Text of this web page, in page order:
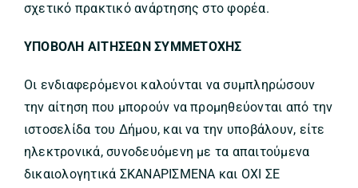
σχετικό πρακτικό ανάρτησης στο φορέα.
ΥΠΟΒΟΛΗ ΑΙΤΗΣΕΩΝ ΣΥΜΜΕΤΟΧΗΣ
Οι ενδιαφερόμενοι καλούνται να συμπληρώσουν
την αίτηση που μπορούν να προμηθεύονται από την
ιστοσελίδα του Δήμου, και να την υποβάλουν, είτε
ηλεκτρονικά, συνοδευόμενη με τα απαιτούμενα
δικαιολογητικά ΣΚΑΝΑΡΙΣΜΕΝΑ και ΟΧΙ ΣΕ